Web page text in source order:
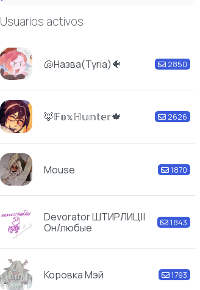
Usuarios activos
🐚Назва(Tyria)🐠 2850
🦊𝔽𝕠𝕩ℍ𝕦𝕟𝕥𝕖𝕣🍁 2626
Mouse 1870
Devorator ШТИРЛИЦ||
Он/любые
1843
Коровка Мэй 1793